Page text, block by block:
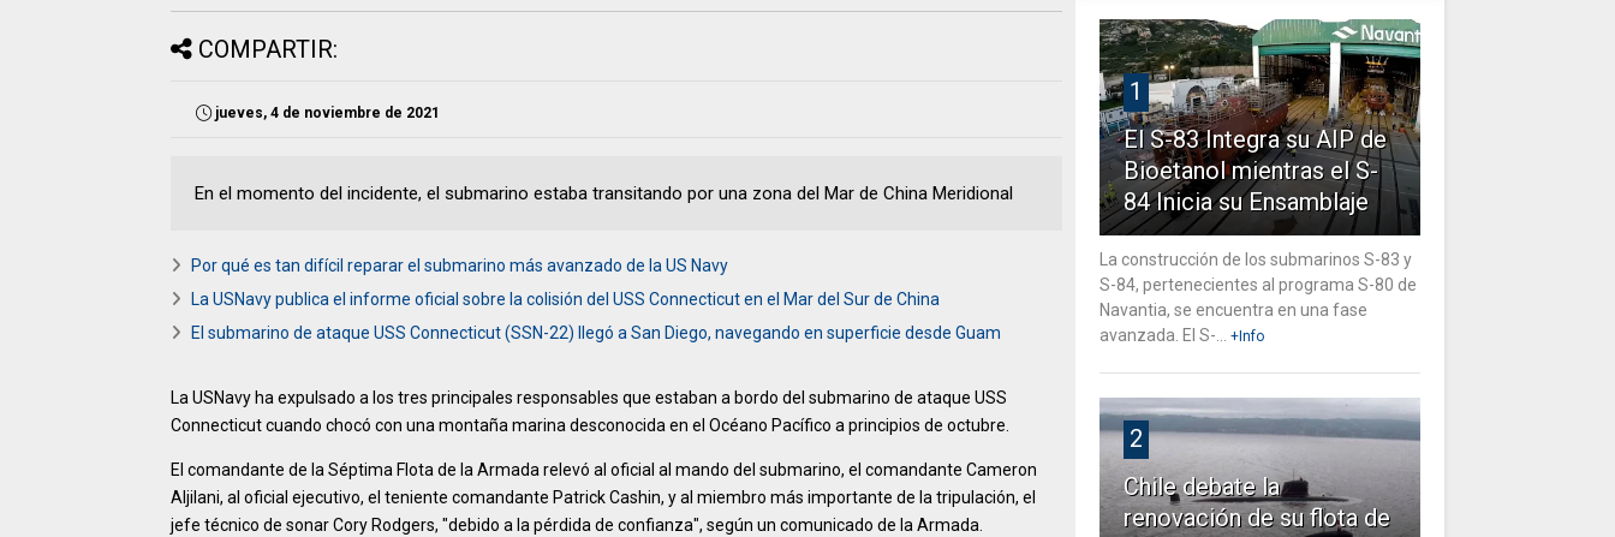
COMPARTIR:
jueves, 4 de noviembre de 2021
En el momento del incidente, el submarino estaba transitando por una zona del Mar de China Meridional
Por qué es tan difícil reparar el submarino más avanzado de la US Navy
La USNavy publica el informe oficial sobre la colisión del USS Connecticut en el Mar del Sur de China
El submarino de ataque USS Connecticut (SSN-22) llegó a San Diego, navegando en superficie desde Guam
La USNavy ha expulsado a los tres principales responsables que estaban a bordo del submarino de ataque USS
Connecticut cuando chocó con una montaña marina desconocida en el Océano Pacífico a principios de octubre.
El comandante de la Séptima Flota de la Armada relevó al oficial al mando del submarino, el comandante Cameron
Aljilani, al oficial ejecutivo, el teniente comandante Patrick Cashin, y al miembro más importante de la tripulación, el
jefe técnico de sonar Cory Rodgers, "debido a la pérdida de confianza", según un comunicado de la Armada.
1
El S-83 Integra su AIP de
Bioetanol mientras el S-
84 Inicia su Ensamblaje
La construcción de los submarinos S-83 y
S-84, pertenecientes al programa S-80 de
Navantia, se encuentra en una fase
avanzada. El S-...
+Info
2
Chile debate la
renovación de su flota de